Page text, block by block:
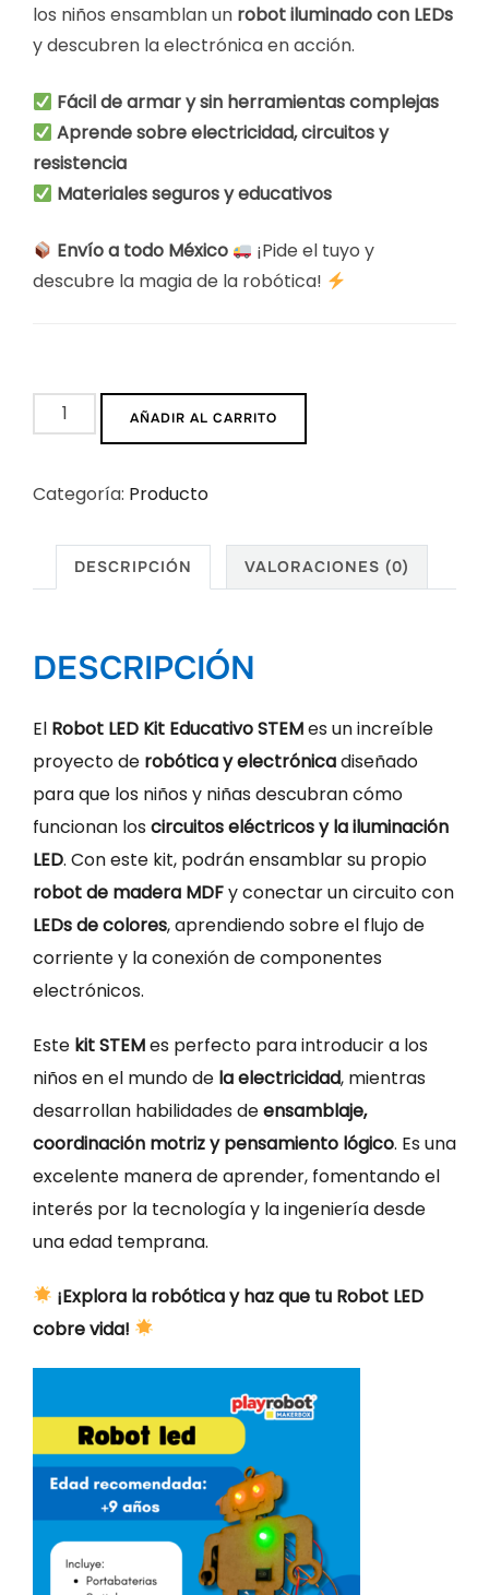
los niños ensamblan un robot iluminado con LEDs
y descubren la electrónica en acción.
Fácil de armar y sin herramientas complejas
Aprende sobre electricidad, circuitos y
resistencia
Materiales seguros y educativos
Envío a todo México
¡Pide el tuyo y
descubre la magia de la robótica!
Robot
LED
Educativo
cantidad
AÑADIR AL CARRITO
Categoría: Producto
DESCRIPCIÓN VALORACIONES (0)
DESCRIPCIÓN
El Robot LED Kit Educativo STEMes un increíble
proyecto de robótica y electrónicadiseñado
para que los niños y niñas descubran cómo
funcionan los circuitos eléctricos y la iluminación
LED. Con este kit, podrán ensamblar su propio
robot de madera MDFy conectar un circuito con
LEDs de colores, aprendiendo sobre el flujo de
corriente y la conexión de componentes
electrónicos.
Este kit STEMes perfecto para introducir a los
niños en el mundo de la electricidad, mientras
desarrollan habilidades deensamblaje,
coordinación motriz y pensamiento lógico. Es una
excelente manera de aprender, fomentando el
interés por la tecnología y la ingeniería desde
una edad temprana.
¡Explora la robótica y haz que tu Robot LED
cobre vida!